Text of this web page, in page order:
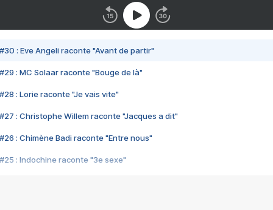
#30 : Eve Angeli raconte "Avant de partir"
#29 : MC Solaar raconte "Bouge de là"
#28 : Lorie raconte "Je vais vite"
#27 : Christophe Willem raconte "Jacques a dit"
#26 : Chimène Badi raconte "Entre nous"
#25 : Indochine raconte "3e sexe"